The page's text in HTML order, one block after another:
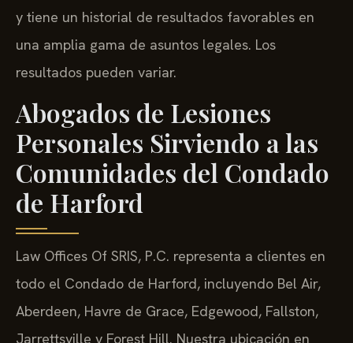
y tiene un historial de resultados favorables en
una amplia gama de asuntos legales. Los
resultados pueden variar.
Abogados de Lesiones
Personales Sirviendo a las
Comunidades del Condado
de Harford
Law Offices Of SRIS, P.C. representa a clientes en
todo el Condado de Harford, incluyendo Bel Air,
Aberdeen, Havre de Grace, Edgewood, Fallston,
Jarrettsville y Forest Hill. Nuestra ubicación en